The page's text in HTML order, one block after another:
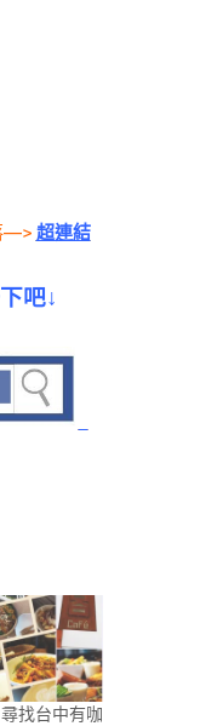
—> 超連結
吧↓
尋找台中有咖